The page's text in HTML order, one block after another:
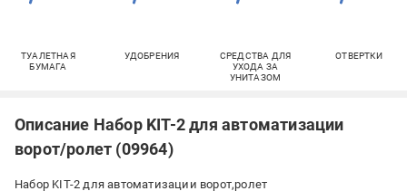
ТУАЛЕТНАЯ
БУМАГА
УДОБРЕНИЯ
СРЕДСТВА ДЛЯ
УХОДА ЗА
УНИТАЗОМ
ОТВЕРТКИ
Описание Набор KIT-2 для автоматизации
ворот/ролет (09964)
Набор KIT-2 для автоматизации ворот,ролет